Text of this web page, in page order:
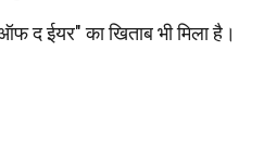
द ईयर" का खिताब भी मिला है।